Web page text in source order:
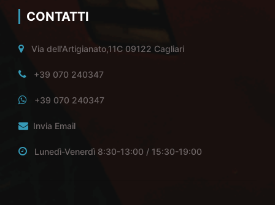
CONTATTI
Via dell'Artigianato,11C 09122 Cagliari
+39 070 240347
+39 070 240347
Invia Email
Lunedì-Venerdì 8:30-13:00 / 15:30-19:00